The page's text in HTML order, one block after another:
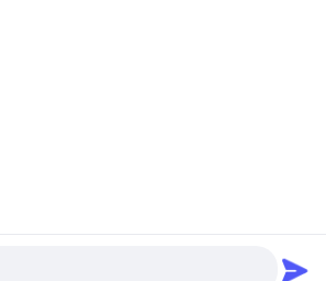
Tongchuang Mechanical Co., Ltd. . Allen